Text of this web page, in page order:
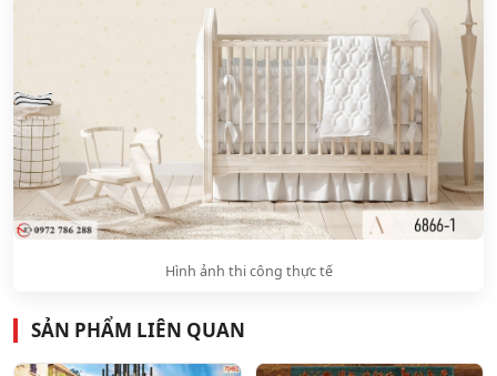
Hình ảnh thi công thực tế
SẢN PHẨM LIÊN QUAN